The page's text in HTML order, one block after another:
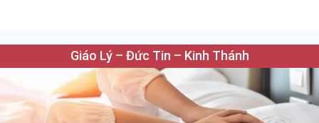
Giáo Lý – Đức Tin – Kinh Thánh